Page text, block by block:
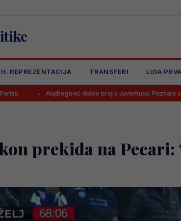
REPREZENTACIJA TRANSFERI LIGA
dobio broj u Juventusu: Poznato s kojim će
prekida na